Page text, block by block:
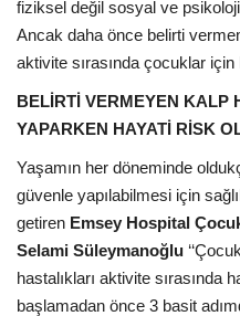
fiziksel değil sosyal ve
Ancak daha önce belirti
aktivite sırasında çocuklar
BELİRTİ VERMEYEN KALP
YAPARKEN HAYATİ RİSK
Yaşamın her döneminde
güvenle yapılabilmesi için
getiren Emsey Hospital
Selami Süleymanoğlu
hastalıkları aktivite sırasında
başlamadan önce 3 basit